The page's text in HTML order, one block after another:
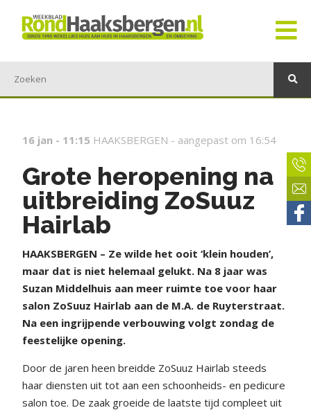
16 jan - 11:15 HAAKSBERGEN - aangepast om 16:54
Grote heropening na
uitbreiding ZoSuuz
Hairlab
HAAKSBERGEN – Ze wilde het ooit ‘klein houden’,
maar dat is niet helemaal gelukt. Na 8 jaar was
Suzan Middelhuis aan meer ruimte toe voor haar
salon ZoSuuz Hairlab aan de M.A. de Ruyterstraat.
Na een ingrijpende verbouwing volgt zondag de
feestelijke opening.
Door de jaren heen breidde ZoSuuz Hairlab steeds
haar diensten uit tot aan een schoonheids- en pedicure
salon toe. De zaak groeide de laatste tijd compleet uit